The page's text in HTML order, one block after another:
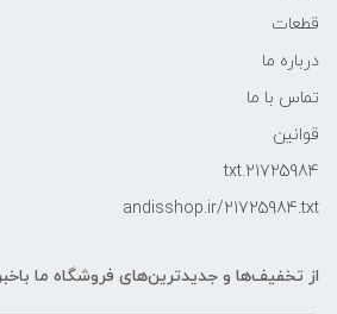
قطعات
درباره ما
تماس با ما
قوانین
21725984.txt
andisshop.ir/21725984.txt
از تخفیف‌ها و جدیدترین‌های فروشگاه ما